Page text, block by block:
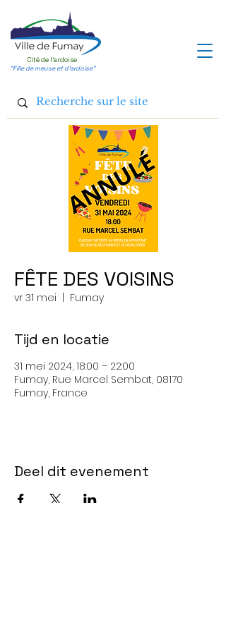
Cité de l'ardoise
"Fille de meuse et d'ardoise"
FÊTE DES VOISINS
vr 31 mei Fumay
Tijd en locatie
31 mei 2024, 18:00 – 22:00
Fumay, Rue Marcel Sembat, 08170
Fumay, France
Deel dit evenement